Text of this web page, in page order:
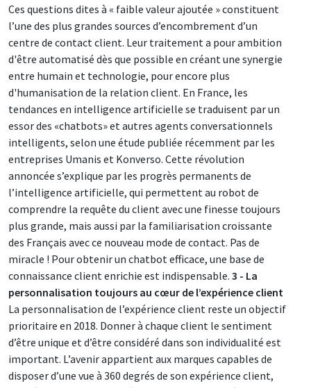
Ces questions dites à « faible valeur ajoutée » constituent
l’une des plus grandes sources d’encombrement d’un
centre de contact client. Leur traitement a pour ambition
d'être automatisé dès que possible en créant une synergie
entre humain et technologie, pour encore plus
d'humanisation de la relation client. En France, les
tendances en intelligence artificielle se traduisent par un
essor des «chatbots» et autres agents conversationnels
intelligents, selon une étude publiée récemment par les
entreprises Umanis et Konverso. Cette révolution
annoncée s’explique par les progrès permanents de
l’intelligence artificielle, qui permettent au robot de
comprendre la requête du client avec une finesse toujours
plus grande, mais aussi par la familiarisation croissante
des Français avec ce nouveau mode de contact. Pas de
miracle ! Pour obtenir un chatbot efficace, une base de
connaissance client enrichie est indispensable. 3 - La
personnalisation toujours au cœur de l’expérience client
La personnalisation de l’expérience client reste un objectif
prioritaire en 2018. Donner à chaque client le sentiment
d’être unique et d’être considéré dans son individualité est
important. L’avenir appartient aux marques capables de
disposer d’une vue à 360 degrés de son expérience client,